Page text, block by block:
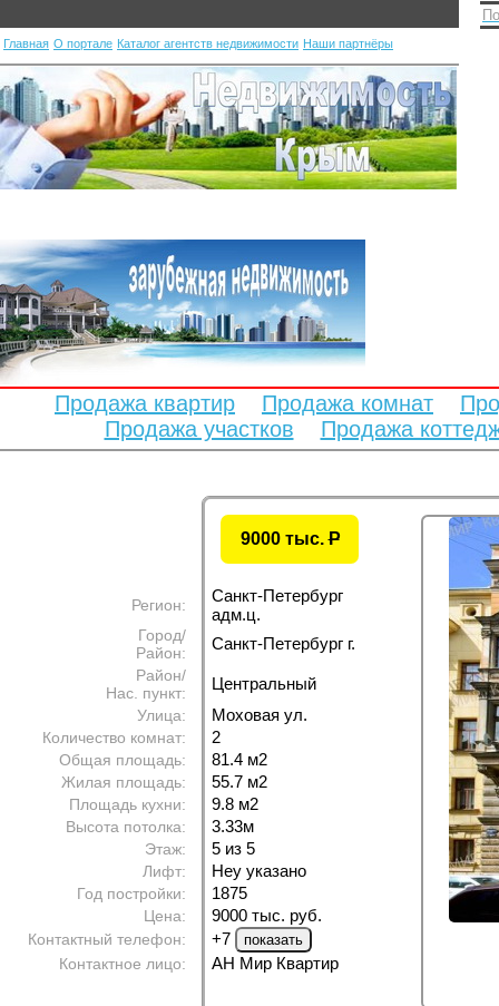
Главная О портале Каталог агентств недвижимости Наши партнёры
Продажа квартир Продажа комнат
Продажа участков
Продажа
9000 тыс.P
Регион:
Санкт-Петербург
адм.ц.
Город/
Район:
Санкт-Петербург г.
Район/
Нас. пункт:
Центральный
Улица: Моховая ул.
Количество комнат: 2
Общая площадь: 81.4 м2
Жилая площадь: 55.7 м2
Площадь кухни: 9.8 м2
Высота потолка: 3.33м
Этаж: 5 из 5
Лифт: Неу указано
Год постройки: 1875
Цена: 9000 тыс. руб.
Контактный телефон: +7
Контактное лицо: АН Мир Квартир